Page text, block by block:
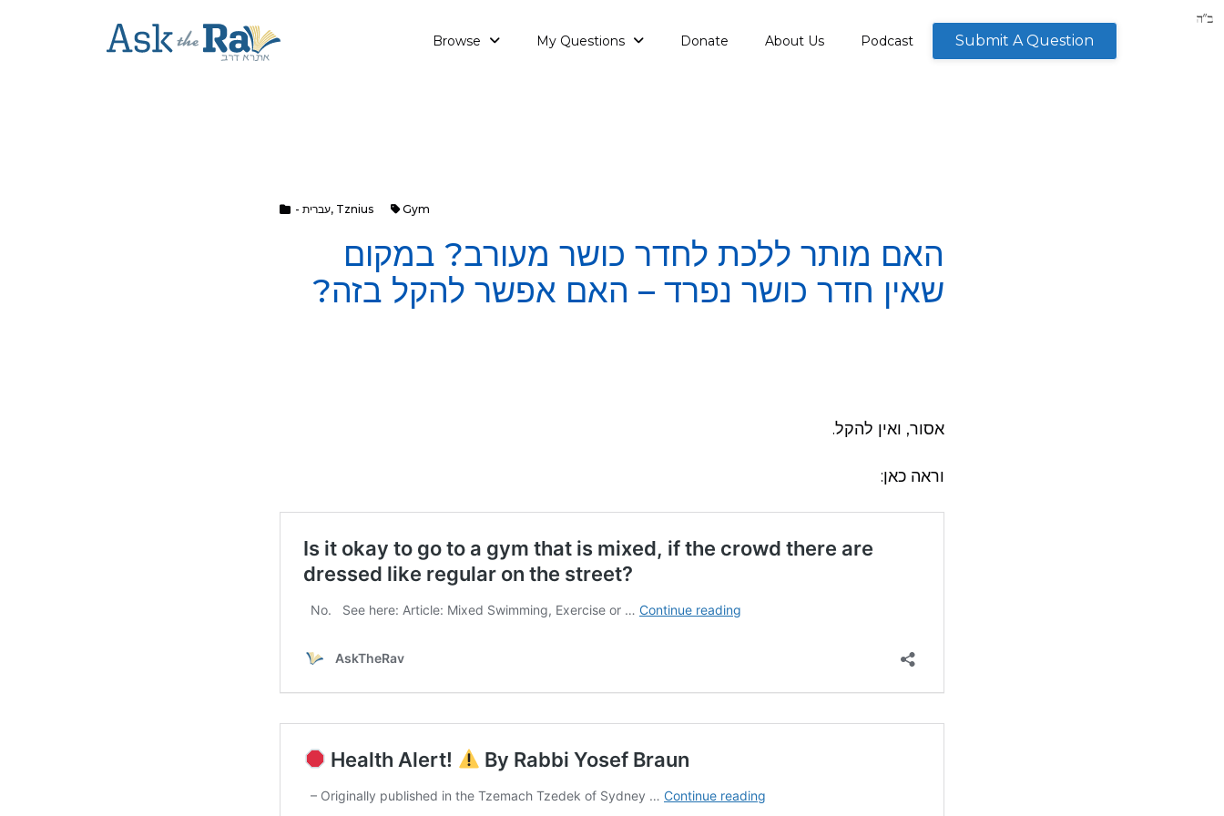
Browse My Questions Donate About Us Podcast Submit A Question
- עברית, Tznius Gym
האם מותר ללכת לחדר כושר מעורב? במקום
שאין חדר כושר נפרד – האם אפשר להקל בזה?
אסור, ואין להקל.
וראה כאן: